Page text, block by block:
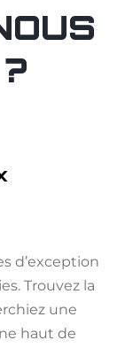
d’exception
Trouvez la
une
haut de